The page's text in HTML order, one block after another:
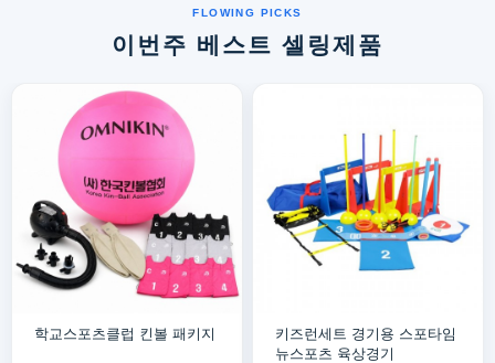
이번주 베스트 셀링제품
학교스포츠클럽 킨볼 패키지
키즈런세트 경기용 스포타임
뉴스포츠 육상경기